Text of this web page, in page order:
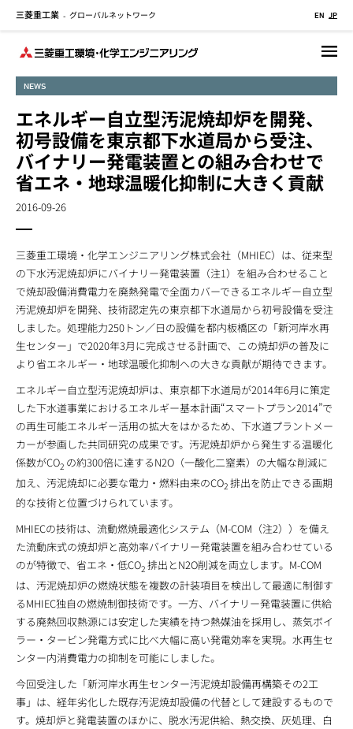
三菱重工業 - グローバルネットワーク EN JP
NEWS
エネルギー自立型汚泥焼却炉を開発、
初号設備を東京都下水道局から受注、
バイナリー発電装置との組み合わせで
省エネ・地球温暖化抑制に大きく貢献
2016-09-26
三菱重工環境・化学エンジニアリング株式会社（MHIEC）は、従来型
の下水汚泥焼却炉にバイナリー発電装置（注1）を組み合わせること
で焼却設備消費電力を廃熱発電で全面カバーできるエネルギー自立型
汚泥焼却炉を開発、技術認定先の東京都下水道局から初号設備を受注
しました。処理能力250トン／日の設備を都内板橋区の「新河岸水再
生センター」で2020年3月に完成させる計画で、この焼却炉の普及に
より省エネルギー・地球温暖化抑制への大きな貢献が期待できます。
エネルギー自立型汚泥焼却炉は、東京都下水道局が2014年6月に策定
した下水道事業におけるエネルギー基本計画“スマートプラン2014”で
の再生可能エネルギー活用の拡大をはかるため、下水道プラントメー
カーが参画した共同研究の成果です。汚泥焼却炉から発生する温暖化
係数がCO2 の約300倍に達するN2O（一酸化二窒素）の大幅な削減に
加え、汚泥焼却に必要な電力・燃料由来のCO2 排出を防止できる画期
的な技術と位置づけられています。
MHIECの技術は、流動燃焼最適化システム（M-COM（注2））を備え
た流動床式の焼却炉と高効率バイナリー発電装置を組み合わせている
のが特徴で、省エネ・低CO2 排出とN2O削減を両立します。M-COM
は、汚泥焼却炉の燃焼状態を複数の計装項目を検出して最適に制御す
るMHIEC独自の燃焼制御技術です。一方、バイナリー発電装置に供給
する廃熱回収熱源には安定した実績を持つ熱媒油を採用し、蒸気ボイ
ラー・タービン発電方式に比べ大幅に高い発電効率を実現。水再生セ
ンター内消費電力の抑制を可能にしました。
今回受注した「新河岸水再生センター汚泥焼却設備再構築その2工
事」は、経年劣化した既存汚泥焼却設備の代替として建設するもので
す。焼却炉と発電装置のほかに、脱水汚泥供給、熱交換、灰処理、白